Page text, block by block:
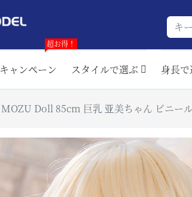
キャンペーン
超お得！
スタイルで選ぶ 身長
MOZU Doll 85cm 巨乳 亚美ちゃん ビニー